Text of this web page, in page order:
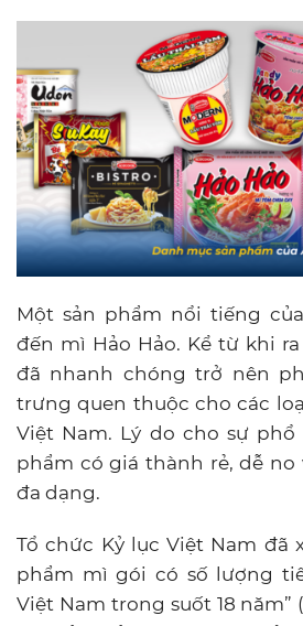
Một sản phẩm nổi tiếng
đến mì Hảo Hảo. Kể từ khi
đã nhanh chóng trở nên
trưng quen thuộc cho các
Việt Nam. Lý do cho sự phổ
phẩm có giá thành rẻ, dễ no
đa dạng.
Tổ chức Kỷ lục Việt Nam đã
phẩm mì gói có số lượng
Việt Nam trong suốt 18 năm”